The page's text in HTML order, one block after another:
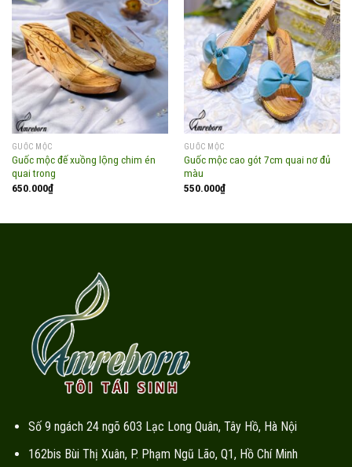
Add to
wishlist
GUỐC MỘC
Guốc mộc đế xuồng lộng chim én
quai trong
650.000₫
Add to
wishlist
GUỐC MỘC
Guốc mộc cao gót 7cm quai nơ đủ
màu
550.000₫
Số 9 ngách 24 ngõ 603 Lạc Long Quân, Tây Hồ, Hà Nội
162bis Bùi Thị Xuân, P. Phạm Ngũ Lão, Q1, Hồ Chí Minh